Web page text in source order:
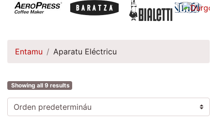
Entamu Aparatu Eléctricu
Showing all 9 results